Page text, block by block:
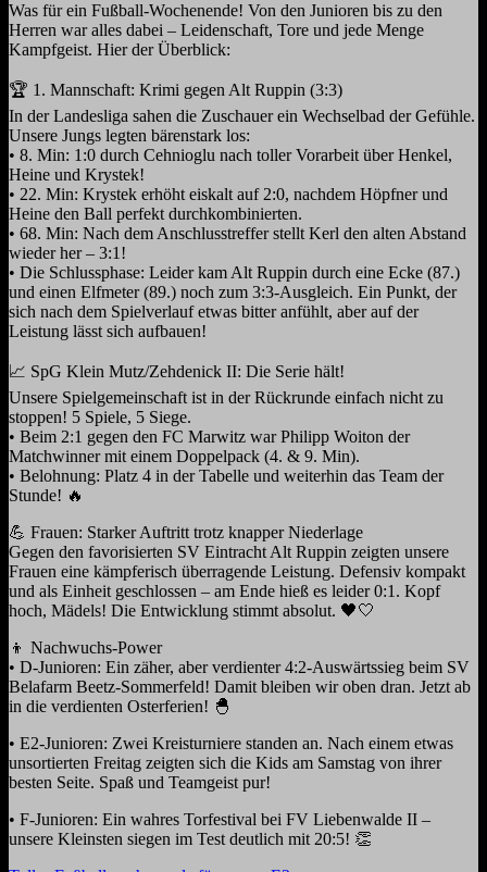
Was für ein Fußball-Wochenende! Von den Junioren bis zu den
Herren war alles dabei – Leidenschaft, Tore und jede Menge
Kampfgeist. Hier der Überblick:
🏆 1. Mannschaft: Krimi gegen Alt Ruppin (3:3)
In der Landesliga sahen die Zuschauer ein Wechselbad der Gefühle.
Unsere Jungs legten bärenstark los:
• 8. Min: 1:0 durch Cehnioglu nach toller Vorarbeit über Henkel,
Heine und Krystek!
• 22. Min: Krystek erhöht eiskalt auf 2:0, nachdem Höpfner und
Heine den Ball perfekt durchkombinierten.
• 68. Min: Nach dem Anschlusstreffer stellt Kerl den alten Abstand
wieder her – 3:1!
• Die Schlussphase: Leider kam Alt Ruppin durch eine Ecke (87.)
und einen Elfmeter (89.) noch zum 3:3-Ausgleich. Ein Punkt, der
sich nach dem Spielverlauf etwas bitter anfühlt, aber auf der
Leistung lässt sich aufbauen!
📈 SpG Klein Mutz/Zehdenick II: Die Serie hält!
Unsere Spielgemeinschaft ist in der Rückrunde einfach nicht zu
stoppen! 5 Spiele, 5 Siege.
• Beim 2:1 gegen den FC Marwitz war Philipp Woiton der
Matchwinner mit einem Doppelpack (4. & 9. Min).
• Belohnung: Platz 4 in der Tabelle und weiterhin das Team der
Stunde! 🔥
💪 Frauen: Starker Auftritt trotz knapper Niederlage
Gegen den favorisierten SV Eintracht Alt Ruppin zeigten unsere
Frauen eine kämpferisch überragende Leistung. Defensiv kompakt
und als Einheit geschlossen – am Ende hieß es leider 0:1. Kopf
hoch, Mädels! Die Entwicklung stimmt absolut. 🖤🤍
👦 Nachwuchs-Power
• D-Junioren: Ein zäher, aber verdienter 4:2-Auswärtssieg beim SV
Belafarm Beetz-Sommerfeld! Damit bleiben wir oben dran. Jetzt ab
in die verdienten Osterferien! 🐣
• E2-Junioren: Zwei Kreisturniere standen an. Nach einem etwas
unsortierten Freitag zeigten sich die Kids am Samstag von ihrer
besten Seite. Spaß und Teamgeist pur!
• F-Junioren: Ein wahres Torfestival bei FV Liebenwalde II –
unsere Kleinsten siegen im Test deutlich mit 20:5! 👏